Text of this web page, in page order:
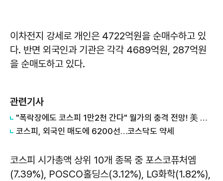
이차전지 강세로 개인은 4722억원을 순매수하고 있
다. 반면 외국인과 기관은 각각 4689억원, 287억원
을 순매도하고 있다.
관련기사
"폭락장에도 코스피 1만2천 간다" 월가의 충격 전망! 美 반도체 15% 관세 폭탄·7조 빚 경기도 세수 전쟁까지
코스피, 외국인 매도에 6200선…코스닥도 약세
코스피 시가총액 상위 10개 종목 중 포스코퓨처엠
(7.39%), POSCO홀딩스(3.12%), LG화학(1.82%),